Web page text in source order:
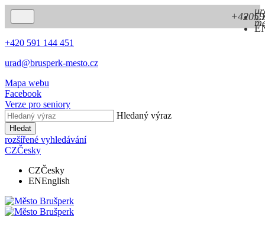
+420 591 144 451
urad@brusperk-mesto.cz
Mapa webu
Facebook
Verze pro seniory
Hledaný výraz
Hledat
rozšířené vyhledávání
CZČesky
CZČesky
ENEnglish